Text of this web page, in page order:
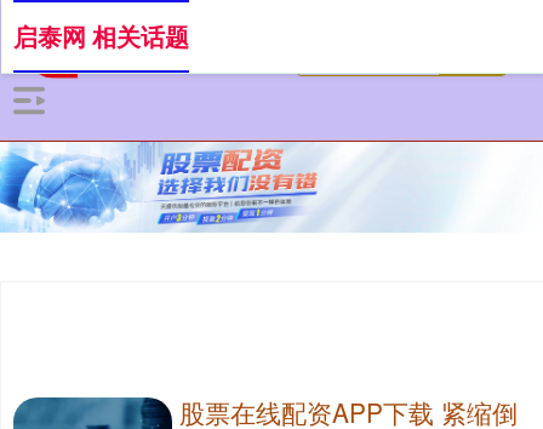
启泰网 相关话题
股票在线配资APP下载 紧缩倒